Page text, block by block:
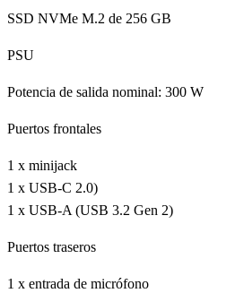
SSD NVMe M.2 de 256 GB
PSU
Potencia de salida nominal: 300 W
Puertos frontales
1 x minijack
1 x USB-C 2.0)
1 x USB-A (USB 3.2 Gen 2)
Puertos traseros
1 x entrada de micrófono